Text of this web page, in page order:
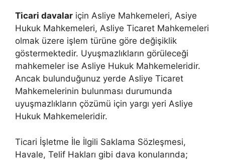
Ticari davalar için Asliye Mahkemeleri, Asiye
Hukuk Mahkemeleri, Asliye Ticaret Mahkemeleri
olmak üzere işlem türüne göre değişiklik
göstermektedir. Uyuşmazlıkların görüleceği
mahkemeler ise Asliye Hukuk Mahkemeleridir.
Ancak bulunduğunuz yerde Asliye Ticaret
Mahkemelerinin bulunması durumunda
uyuşmazlıkların çözümü için yargı yeri Asliye
Hukuk Mahkemeleridir.
Ticari İşletme İle İlgili Saklama Sözleşmesi,
Havale, Telif Hakları gibi dava konularında;